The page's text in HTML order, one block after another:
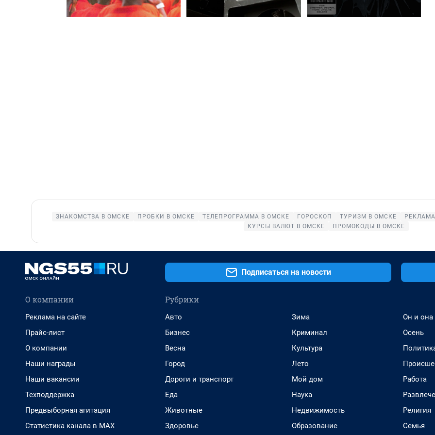
ЗНАКОМСТВА В ОМСКЕ ПРОБКИ В ОМСКЕ ТЕЛЕПРОГРАММА В ОМСКЕ ГОРОСКОП ТУРИЗМ В ОМСКЕ
КУРСЫ ВАЛЮТ В ОМСКЕ
ПРОМОКОДЫ В ОМСКЕ
Подписаться на новости
О компании
Реклама на сайте
Прайс-лист
О компании
Наши награды
Наши вакансии
Техподдержка
Предвыборная агитация
Статистика канала в MAX
Рубрики
Авто
Бизнес
Весна
Город
Дороги и транспорт
Еда
Животные
Здоровье
Зима
Криминал
Культура
Лето
Мой дом
Наука
Недвижимость
Образование
Он и она
Осень
Работа
Религия
Семья